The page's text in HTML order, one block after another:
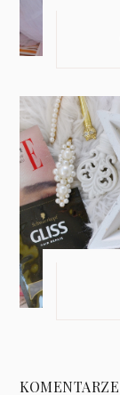
KOMENTARZE